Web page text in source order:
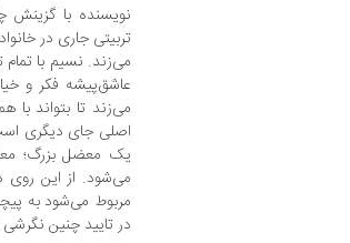
نویسنده با
تربیتی جاری در
می‌زند. نسیم با تمام
عاشق‌پیشه فکر و
می‌زند تا بتواند با
اصلی جای دیگری
یک معضل بزرگ؛
می‌شود. از این روی
مربوط می‌شود به
در تایید چنین